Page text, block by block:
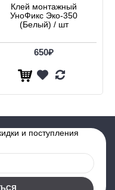
Клей монтажный
УноФикс Эко-350
(Белый) / шт
650₽
и поступления